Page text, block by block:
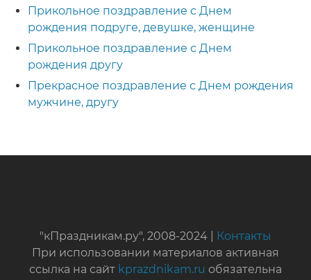
Прикольное поздравление с Днем
рождения подруге, девушке, женщине
Прикольное поздравление с Днем
рождения другу
Прекрасное поздравление с Днем рождения
мужчине, другу
"кПраздникам.ру", 2008-2024 |
Контакты
При использовании материалов активная
ссылка на сайт kprazdnikam.ru обязательна